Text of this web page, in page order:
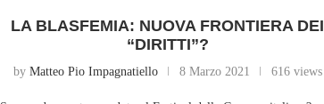
LA BLASFEMIA: NUOVA FRONTIERA DEI
“DIRITTI”?
by Matteo Pio Impagnatiello 8 Marzo 2021 616 views